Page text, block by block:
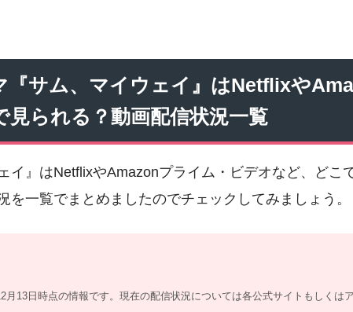
『サム、マイウェイ』はNetflixや
見られる？動画配信状況一覧
イ』はNetflixやAmazonプライム・ビデオなど、どこ
を一覧でまとめましたのでチェックしてみましょう。
月13日時点の情報です。現在の配信状況については各公式サイト もしくは